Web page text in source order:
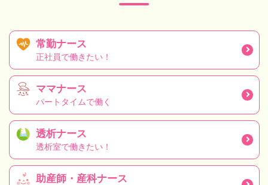
常勤ナース
正社員で働きたい！
ママナース
パートタイムで働く
透析ナース
透析室で働きたい！
助産師・産科ナース